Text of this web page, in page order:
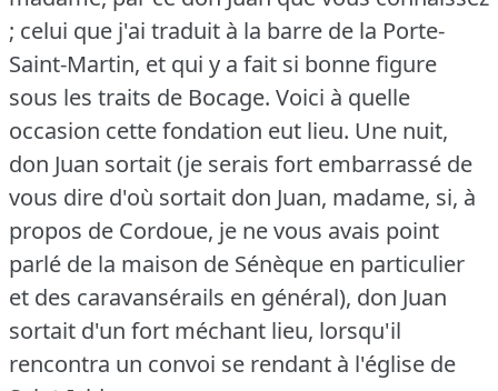
; celui que j'ai traduit à la barre de la Porte-
Saint-Martin, et qui y a fait si bonne figure
sous les traits de Bocage. Voici à quelle
occasion cette fondation eut lieu. Une nuit,
don Juan sortait (je serais fort embarrassé de
vous dire d'où sortait don Juan, madame, si, à
propos de Cordoue, je ne vous avais point
parlé de la maison de Sénèque en particulier
et des caravansérails en général), don Juan
sortait d'un fort méchant lieu, lorsqu'il
rencontra un convoi se rendant à l'église de